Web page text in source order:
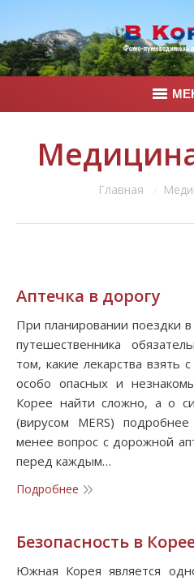
Корея
Главная
Аптечка в дорогу
При планировании поездки
путешественника
том, какие лекарства взять
особо опасных и
Корее найти сложно, а о
(вирусом MERS)
менее вопрос с дорожной
перед каждым…
Подробнее
Безопасность в
Южная Корея является